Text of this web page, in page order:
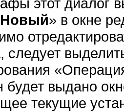
этот диалог
Новый» в окне
следует
будет выдано
текущие